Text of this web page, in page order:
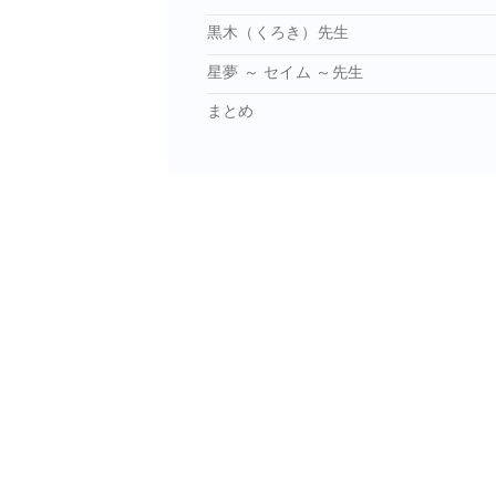
黒木（くろき）先生
星夢 ～ セイム ～先生
まとめ